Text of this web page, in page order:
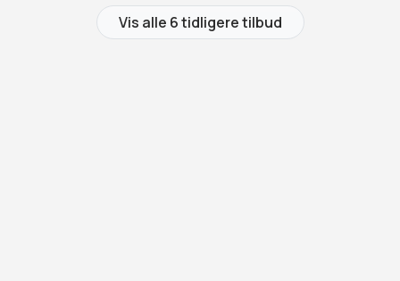
Vis alle 6 tidligere tilbud